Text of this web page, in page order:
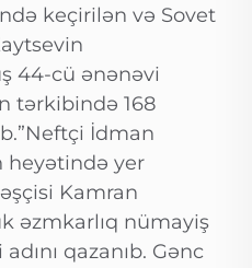
keçirilən və Sovet
44-cü ənənəvi
tərkibində 168
İdman
heyətində yer
Kamran
əzmkarlıq nümayiş
qazanıb. Gənc